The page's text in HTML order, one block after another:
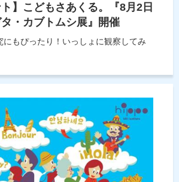
ト】こどもさあくる。『8月2日
タ・カブトムシ展』開催
にもぴったり！いっしょに観察してみ